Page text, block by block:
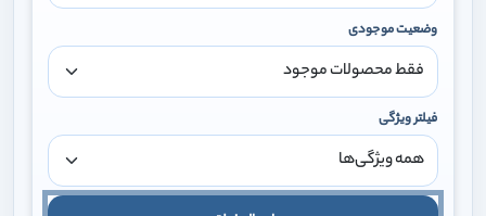
وضعیت موجودی
فیلتر ویژگی